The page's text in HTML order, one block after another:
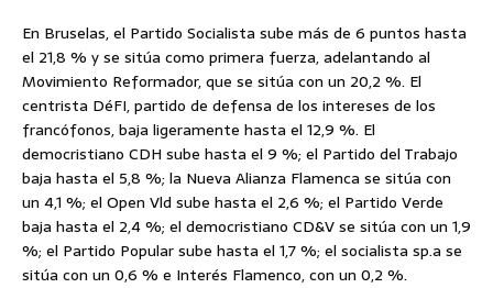
En Bruselas, el Partido Socialista sube más de 6 puntos hasta
el 21,8 % y se sitúa como primera fuerza, adelantando al
Movimiento Reformador, que se sitúa con un 20,2 %. El
centrista DéFI, partido de defensa de los intereses de los
francófonos, baja ligeramente hasta el 12,9 %. El
democristiano CDH sube hasta el 9 %; el Partido del Trabajo
baja hasta el 5,8 %; la Nueva Alianza Flamenca se sitúa con
un 4,1 %; el Open Vld sube hasta el 2,6 %; el Partido Verde
baja hasta el 2,4 %; el democristiano CD&V se sitúa con un 1,9
%; el Partido Popular sube hasta el 1,7 %; el socialista sp.a se
sitúa con un 0,6 % e Interés Flamenco, con un 0,2 %.